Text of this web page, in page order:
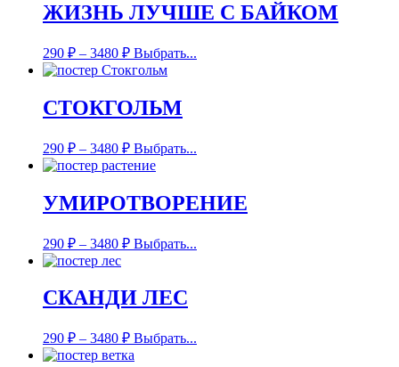
ЖИЗНЬ ЛУЧШЕ С БАЙКОМ
290 ₽ – 3480 ₽ Выбрать...
СТОКГОЛЬМ
290 ₽ – 3480 ₽ Выбрать...
УМИРОТВОРЕНИЕ
290 ₽ – 3480 ₽ Выбрать...
СКАНДИ ЛЕС
290 ₽ – 3480 ₽ Выбрать...